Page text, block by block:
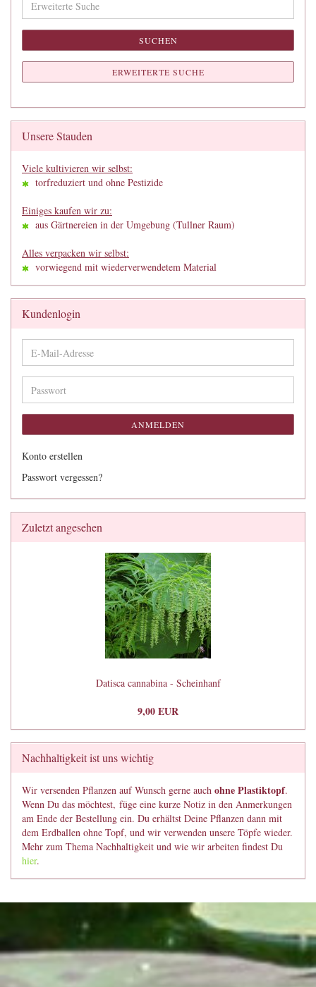
Suche
SUCHEN
ERWEITERTE SUCHE
Unsere Stauden
Viele kultivieren wir selbst:
torfreduziert und ohne Pestizide
Einiges kaufen wir zu:
aus Gärtnereien in der Umgebung (Tullner Raum)
Alles verpacken wir selbst:
vorwiegend mit wiederverwendetem Material
Kundenlogin
E-
Mail-
Adresse
Passwort
ANMELDEN
Konto erstellen
Passwort vergessen?
Zuletzt angesehen
Datisca cannabina - Scheinhanf
9,00 EUR
Nachhaltigkeit ist uns wichtig
Wir versenden Pflanzen auf Wunsch gerne auch ohne Plastiktopf.
Wenn Du das möchtest, füge eine kurze Notiz in den Anmerkungen
am Ende der Bestellung ein. Du erhältst Deine Pflanzen dann mit
dem Erdballen ohne Topf, und wir verwenden unsere Töpfe wieder.
Mehr zum Thema Nachhaltigkeit und wie wir arbeiten findest Du
hier.